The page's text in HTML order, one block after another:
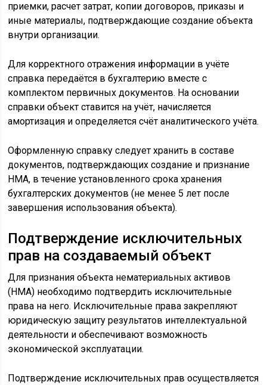
приемки, расчет затрат, копии договоров, приказы и
иные материалы, подтверждающие создание объекта
внутри организации.
Для корректного отражения информации в учёте
справка передаётся в бухгалтерию вместе с
комплектом первичных документов. На основании
справки объект ставится на учёт, начисляется
амортизация и определяется счёт аналитического учёта.
Оформленную справку следует хранить в составе
документов, подтверждающих создание и признание
НМА, в течение установленного срока хранения
бухгалтерских документов (не менее 5 лет после
завершения использования объекта).
Подтверждение исключительных
прав на создаваемый объект
Для признания объекта нематериальных активов
(НМА) необходимо подтвердить исключительные
права на него. Исключительные права закрепляют
юридическую защиту результатов интеллектуальной
деятельности и обеспечивают возможность
экономической эксплуатации.
Подтверждение исключительных прав осуществляется